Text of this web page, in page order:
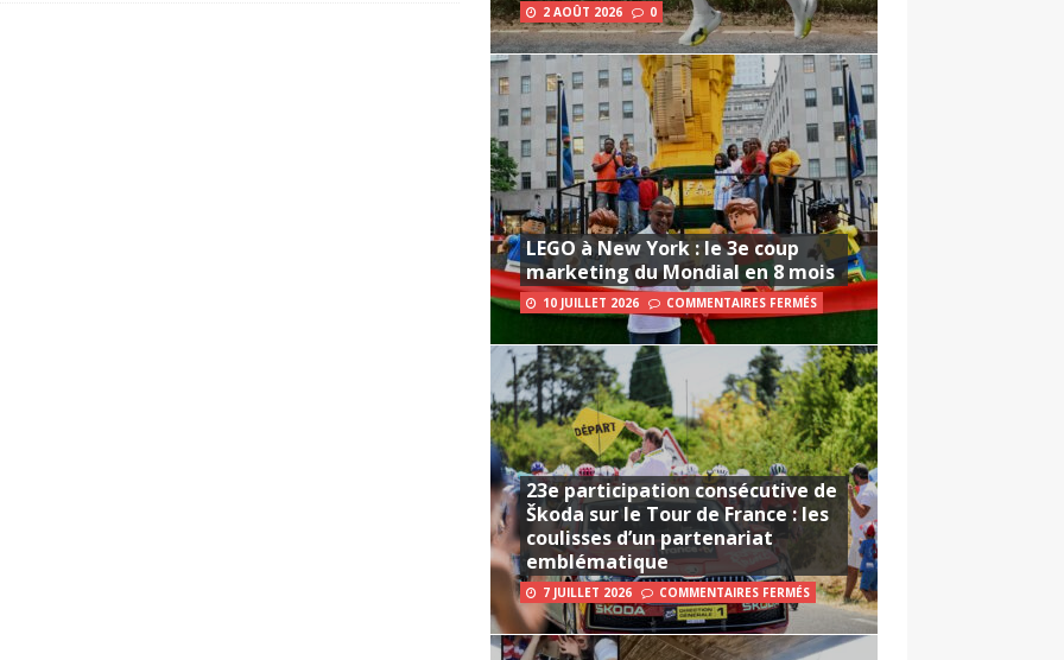
2 AOÛT 2026 0
LEGO à New York : le 3e coup
marketing du Mondial en 8 mois
10 JUILLET 2026 COMMENTAIRES FERMÉS
23e participation consécutive de
Škoda sur le Tour de France : les
coulisses d’un partenariat
emblématique
7 JUILLET 2026 COMMENTAIRES FERMÉS